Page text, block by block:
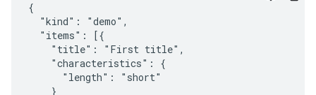
{
  "kind": "demo",
  "items": [{
    "title": "First title",
    "characteristics": {
      "length": "short"
    }